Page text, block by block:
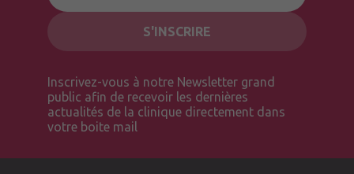
Inscrivez-vous à notre Newsletter grand
public afin de recevoir les dernières
actualités de la clinique directement dans
votre boite mail